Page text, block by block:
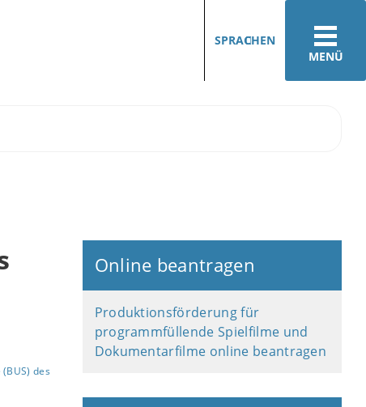
MENÜ
SPRACHEN
des
Online beantragen
Produktionsförderung für
programmfüllende Spielfilme und
Dokumentarfilme online beantragen